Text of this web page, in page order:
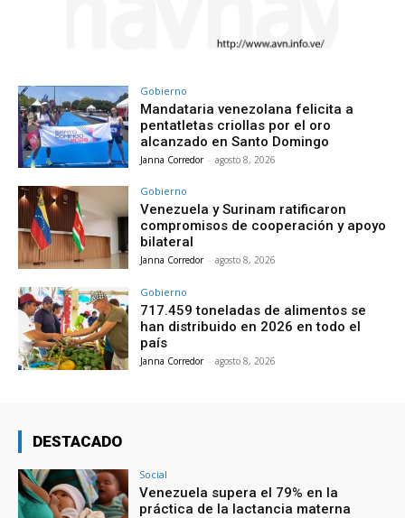
Gobierno
Mandataria venezolana felicita a
pentatletas criollas por el oro
alcanzado en Santo Domingo
Janna Corredor - agosto 8, 2026
Gobierno
Venezuela y Surinam ratificaron
compromisos de cooperación y apoyo
bilateral
Janna Corredor - agosto 8, 2026
Gobierno
717.459 toneladas de alimentos se
han distribuido en 2026 en todo el
país
Janna Corredor - agosto 8, 2026
DESTACADO
Social
Venezuela supera el 79% en la
práctica de la lactancia materna